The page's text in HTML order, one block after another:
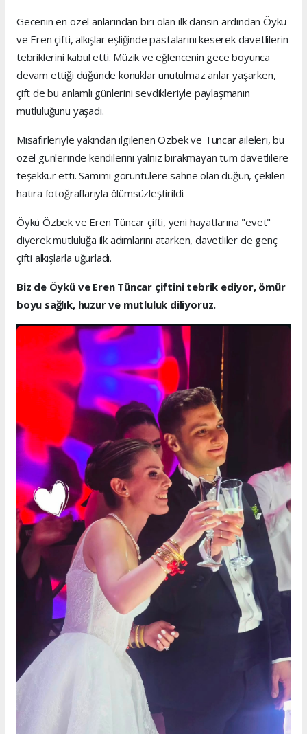
Gecenin en özel anlarından biri olan ilk dansın ardından Öykü
ve Eren çifti, alkışlar eşliğinde pastalarını keserek davetlilerin
tebriklerini kabul etti. Müzik ve eğlencenin gece boyunca
devam ettiği düğünde konuklar unutulmaz anlar yaşarken,
çift de bu anlamlı günlerini sevdikleriyle paylaşmanın
mutluluğunu yaşadı.
Misafirleriyle yakından ilgilenen Özbek ve Tüncar aileleri, bu
özel günlerinde kendilerini yalnız bırakmayan tüm davetlilere
teşekkür etti. Samimi görüntülere sahne olan düğün, çekilen
hatıra fotoğraflarıyla ölümsüzleştirildi.
Öykü Özbek ve Eren Tüncar çifti, yeni hayatlarına "evet"
diyerek mutluluğa ilk adımlarını atarken, davetliler de genç
çifti alkışlarla uğurladı.
Biz de Öykü ve Eren Tüncar çiftini tebrik ediyor, ömür
boyu sağlık, huzur ve mutluluk diliyoruz.